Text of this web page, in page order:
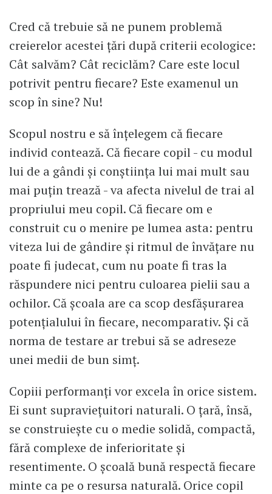
Cred că trebuie să ne punem problemă
creierelor acestei țări după criterii ecologice:
Cât salvăm? Cât reciclăm? Care este locul
potrivit pentru fiecare? Este examenul un
scop în sine? Nu!
Scopul nostru e să înțelegem că fiecare
individ contează. Că fiecare copil - cu modul
lui de a gândi și conștiința lui mai mult sau
mai puțin trează - va afecta nivelul de trai al
propriului meu copil. Că fiecare om e
construit cu o menire pe lumea asta: pentru
viteza lui de gândire și ritmul de învățare nu
poate fi judecat, cum nu poate fi tras la
răspundere nici pentru culoarea pielii sau a
ochilor. Că școala are ca scop desfășurarea
potențialului în fiecare, necomparativ. Și că
norma de testare ar trebui să se adreseze
unei medii de bun simț.
Copiii performanți vor excela în orice sistem.
Ei sunt supraviețuitori naturali. O țară, însă,
se construiește cu o medie solidă, compactă,
fără complexe de inferioritate și
resentimente. O școală bună respectă fiecare
minte ca pe o resursa naturală. Orice copil